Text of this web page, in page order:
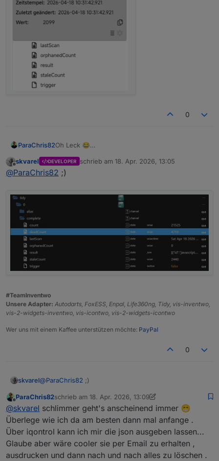
0
ParaChris82Oh Leck 😂
Offline
skvarel DEVELOPER schrieb am 18. Apr. 2026, 13:05
zuletzt editiert von
@ParaChris82 ;)
#TeamInventwo
Unsere Adapter: Autodarts, FoxESS, Enpal, Life360ng, Tidy, vis-inventwo,
vis-2-widgets-inventwo, vis-icontwo, vis-2-widgets-icontwo
Wer uns mit einem Kaffee unterstützen möchte: PayPal
0
skvarel@ParaChris82 ;)
Offline
ParaChris82schrieb am 18. Apr. 2026, 13:09
zuletzt editiert von ParaChris82
@skvarel schlimmer geht's anscheinend immer 😁
Überlege wie ich da am besten dann mal anfange .
Über iqontrol kann ich mir die json ausgeben lassen...
Glaube aber wäre cooler sie per Email zu erhalten ,
ausdrucken und dann nach und nach alles zu löschen .